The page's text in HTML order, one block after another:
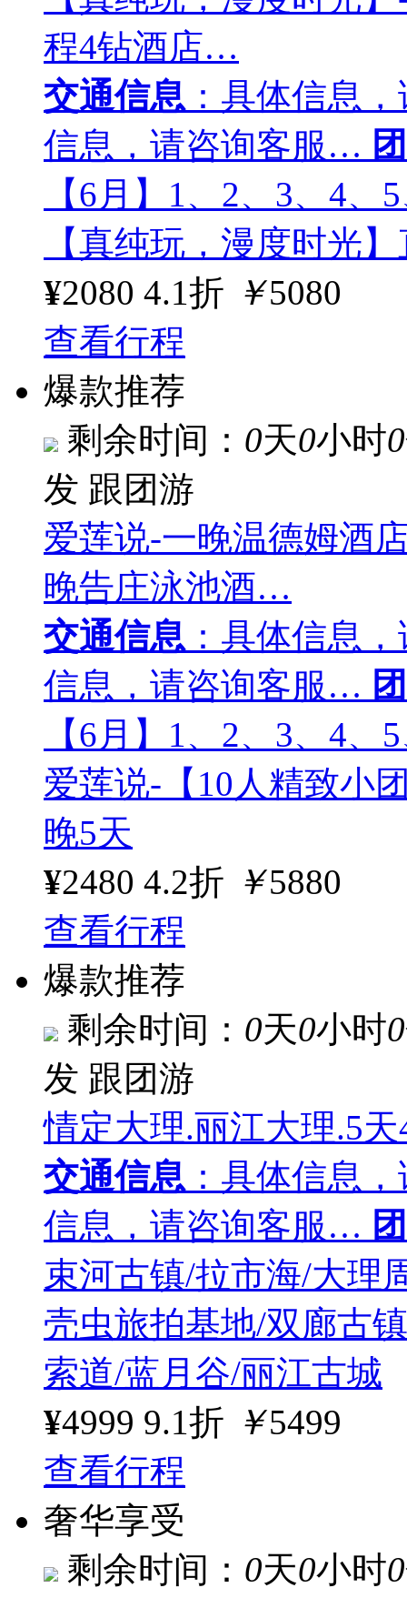
程4钻酒店…
交通信息 ：具体信息
信息，请咨询客服…
【6月】1、2、3、4
【真纯玩，漫度时光
¥2080 4.1折 ￥5080
查看行程
爆款推荐
剩余时间： 0天0小时0
发 跟团游
爱莲说-一晚温德姆酒
晚告庄泳池酒…
交通信息 ：具体信息
信息，请咨询客服…
【6月】1、2、3、4
爱莲说-【10人精致小
晚5天
¥2480 4.2折 ￥5880
查看行程
爆款推荐
剩余时间： 0天0小时0
发 跟团游
情定大理.丽江大理.5
交通信息 ：具体信息
信息，请咨询客服…
束河古镇/拉市海/大理
壳虫旅拍基地/双廊古
索道/蓝月谷/丽江古城
¥4999 9.1折 ￥5499
查看行程
奢华享受
剩余时间： 0天0小时0